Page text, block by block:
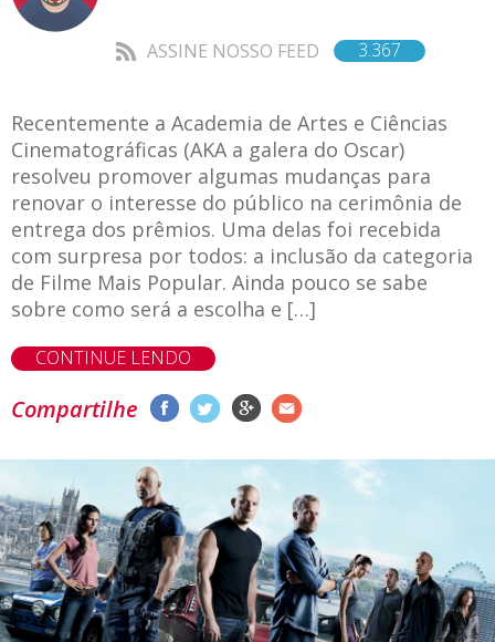
ASSINE NOSSO FEED 3.367
Recentemente a Academia de Artes e Ciências
Cinematográficas (AKA a galera do Oscar)
resolveu promover algumas mudanças para
renovar o interesse do público na cerimônia de
entrega dos prêmios. Uma delas foi recebida
com surpresa por todos: a inclusão da categoria
de Filme Mais Popular. Ainda pouco se sabe
sobre como será a escolha e […]
CONTINUE LENDO
Compartilhe